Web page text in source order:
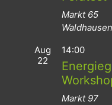
Markt 65
Waldhausen
Aug
22
14:00
Markt 97